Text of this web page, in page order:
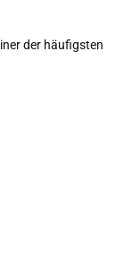
der häufigsten